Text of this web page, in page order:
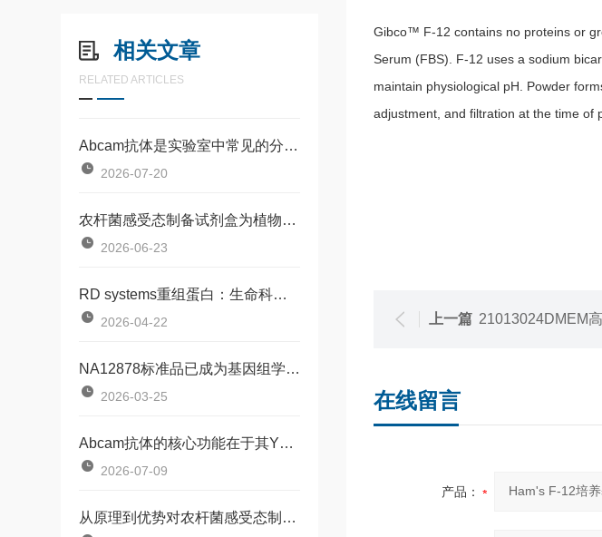
相关文章
RELATED ARTICLES
Abcam抗体是实验室中常见的分子识别工具
2026-07-20
农杆菌感受态制备试剂盒为植物基因工程研究提供了一种标准化工具
2026-06-23
RD systems重组蛋白：生命科学研究的工具
2026-04-22
NA12878标准品已成为基因组学研究中不可少的工具
2026-03-25
Abcam抗体的核心功能在于其Y形结构
2026-07-09
从原理到优势对农杆菌感受态制备试剂盒的通俗解析
Gibco™ F-12 contains no proteins or
Serum (FBS). F-12 uses a sodium
maintain physiological pH. Powder
adjustment, and filtration at the time of
上一篇 21013024DMEM
在线留言
产品：